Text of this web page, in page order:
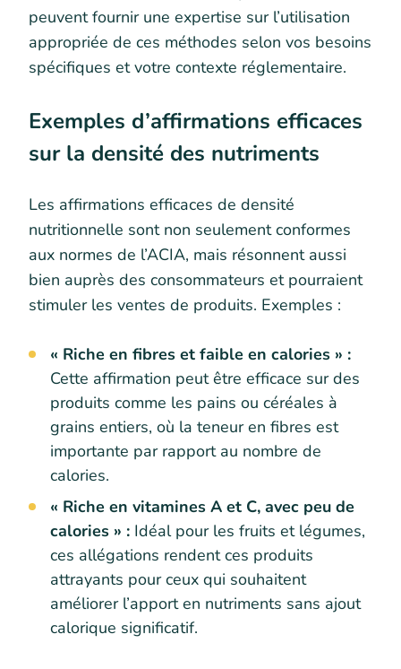
peuvent fournir une expertise sur l’utilisation
appropriée de ces méthodes selon vos besoins
spécifiques et votre contexte réglementaire.
Exemples d’affirmations efficaces
sur la densité des nutriments
Les affirmations efficaces de densité
nutritionnelle sont non seulement conformes
aux normes de l’ACIA, mais résonnent aussi
bien auprès des consommateurs et pourraient
stimuler les ventes de produits. Exemples :
« Riche en fibres et faible en calories » :
Cette affirmation peut être efficace sur des
produits comme les pains ou céréales à
grains entiers, où la teneur en fibres est
importante par rapport au nombre de
calories.
« Riche en vitamines A et C, avec peu de
calories » : Idéal pour les fruits et légumes,
ces allégations rendent ces produits
attrayants pour ceux qui souhaitent
améliorer l’apport en nutriments sans ajout
calorique significatif.